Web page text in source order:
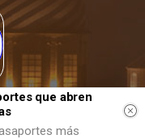
de compromiso en el
que abren
más